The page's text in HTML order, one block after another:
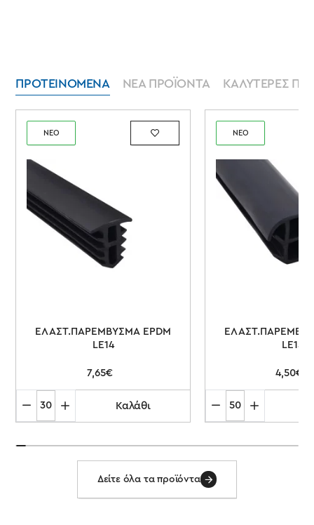
ΠΡΟΤΕΙΝΌΜΕΝΑ ΝΈΑ ΠΡΟΪΌΝΤΑ ΚΑΛΎΤΕΡΕΣ
ΝΕΟ
ΕΛΑΣΤ.ΠΑΡΕΜΒΥΣΜΑ EPDM
LE14
7,65€
ΕΛΑΣΤ.ΠΑΡΕΜΒΥΣΜΑ
LE14
Καλάθι
ΝΕΟ
LE13
4,50€
ΕΛΑΣΤ.ΠΑΡΕΜΒΥΣΜΑ
LE13
Δείτε όλα τα προϊόντα